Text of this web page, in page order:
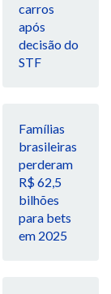
carros
após
decisão do
STF
Famílias
brasileiras
perderam
R$ 62,5
bilhões
para bets
em 2025